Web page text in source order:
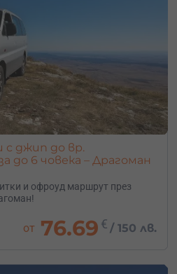
с джип до вр.
до 6 човека – Драгоман
и офроуд маршрут през
от 76.69 € / 150 лв.